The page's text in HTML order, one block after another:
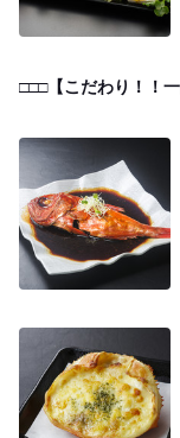
□□□【こだわり！！